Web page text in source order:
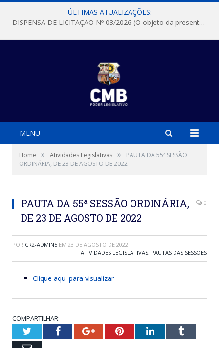
ÚLTIMAS ATUALIZAÇÕES:
DISPENSA DE LICITAÇÃO Nº 03/2026 (O objeto da presente dispensa é a escolha da proposta mais vantajosa para a aquisição, de aparelhos de ar condicionado, tipo Split, com material de instalação e fogão industrial, conforme condições, quantidades e exigências estabelecidas no termo de referencia e neste aviso de contratação direta e seus anexos)
MENU
Home » Atividades Legislativas »
PAUTA DA 55ª SESSÃO
ORDINÁRIA, DE 23 DE AGOSTO DE 2022
PAUTA DA 55ª SESSÃO ORDINÁRIA,
DE 23 DE AGOSTO DE 2022
0
POR CR2-ADMIN5 EM 23 DE AGOSTO DE 2022
ATIVIDADES LEGISLATIVAS, PAUTAS DAS SESSÕES
Clique aqui para visualizar
COMPARTILHAR:
TwitterFacebookGoogle+PinterestLinkedInTumblr